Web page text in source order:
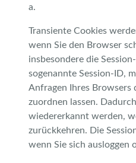
a.
Transiente Cookies
wenn Sie den Browser
insbesondere die
sogenannte Session-ID,
Anfragen Ihres Browsers
zuordnen lassen.
wiedererkannt werden,
zurückkehren. Die
wenn Sie sich ausloggen